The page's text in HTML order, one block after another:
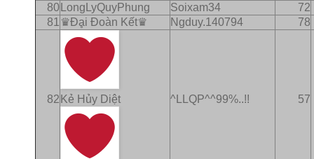
80 LongLyQuyPhung Soixam34
72
81 ♛Ðḁi Ðoàn Kết♛ Ngduy.140794 78
82 Kẻ Hủy Diệt ^LLQP^^99%..!! 57